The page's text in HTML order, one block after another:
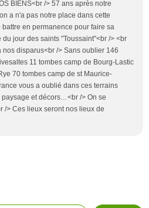
BIENS<br /> 57 ans après notre
a n'a pas notre place dans cette
battre en permanence pour faire sa
jour des saints "Toussaint"<br /> <br
nos disparus<br /> Sans oublier 146
11 tombes camp de Bourg-Lastic
70 tombes camp de st Maurice-
vous a oublié dans ces terrains
et décors…<br /> On se
/> Ces lieux seront nos lieux de